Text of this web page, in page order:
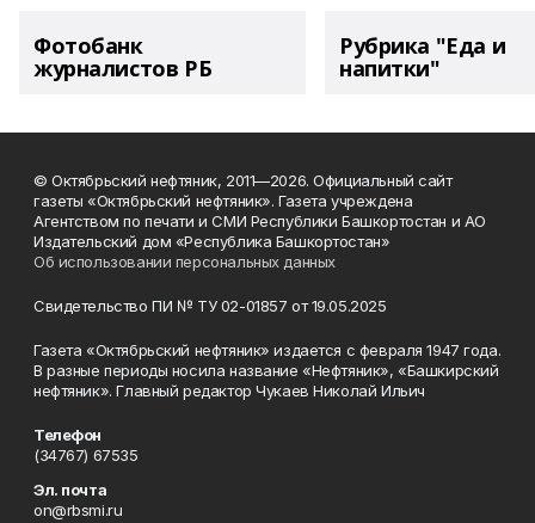
Фотобанк
журналистов РБ
Рубрика "Еда и
напитки"
© Октябрьский нефтяник, 2011—2026. Официальный сайт
газеты «Октябрьский нефтяник». Газета учреждена
Агентством по печати и СМИ Республики Башкортостан и АО
Издательский дом «Республика Башкортостан»
Об использовании персональных данных
Свидетельство ПИ № ТУ 02-01857 от 19.05.2025
Газета «Октябрьский нефтяник» издается с февраля 1947 года.
В разные периоды носила название «Нефтяник», «Башкирский
нефтяник». Главный редактор Чукаев Николай Ильич
Телефон
(34767) 67535
Эл. почта
on@rbsmi.ru